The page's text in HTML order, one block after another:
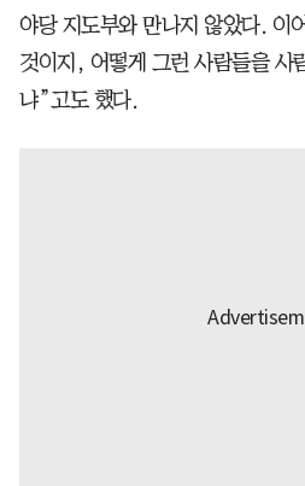
야당 지도부와 만나지 않았다. 이
것이지, 어떻게 그런 사람들을 사
냐”고도 했다.